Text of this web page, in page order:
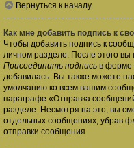
Вернуться к началу
Как мне добавить подпись к
Чтобы добавить подпись к
личном разделе. После этого
Присоединить подпись в форме
добавилась. Вы также можете
умолчанию ко всем вашим
параграфе «Отправка
разделе. Несмотря на это, вы
отдельных сообщениях, убрав
отправки сообщения.